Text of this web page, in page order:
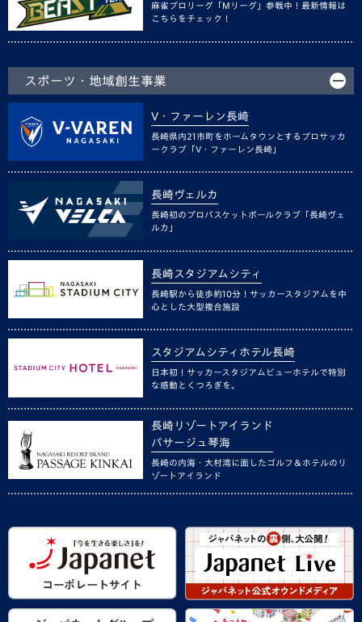
麻雀プロリーグ「Mリーグ」参戦中！最新情報は
こちらをチェック！
スポーツ・地域創生事業
V・ファーレン長崎
長崎県内21市町をホームタウンとするプロサッカ
ークラブ「V・ファーレン長崎」
長崎ヴェルカ
長崎初のプロバスケットボールクラブ「長崎ヴェ
ルカ」
長崎スタジアムシティ
長崎駅から徒歩約10分！サッカースタジアムを中
心とした大型複合施設
スタジアムシティホテル長崎
日本初！サッカースタジアムビューホテルで特別
な感動とくつろぎを。
長崎リゾートアイランド
パサージュ琴海
長崎の内海・大村湾に面したゴルフ＆ホテルのリ
ゾートアイランド